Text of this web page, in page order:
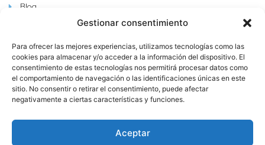
Gestionar consentimiento
Para ofrecer las mejores experiencias, utilizamos tecnologías como las
cookies para almacenar y/o acceder a la información del dispositivo. El
consentimiento de estas tecnologías nos permitirá procesar datos como
el comportamiento de navegación o las identificaciones únicas en este
sitio. No consentir o retirar el consentimiento, puede afectar
negativamente a ciertas características y funciones.
Aceptar
Blog
Política De Cookies
Política De Privacidad